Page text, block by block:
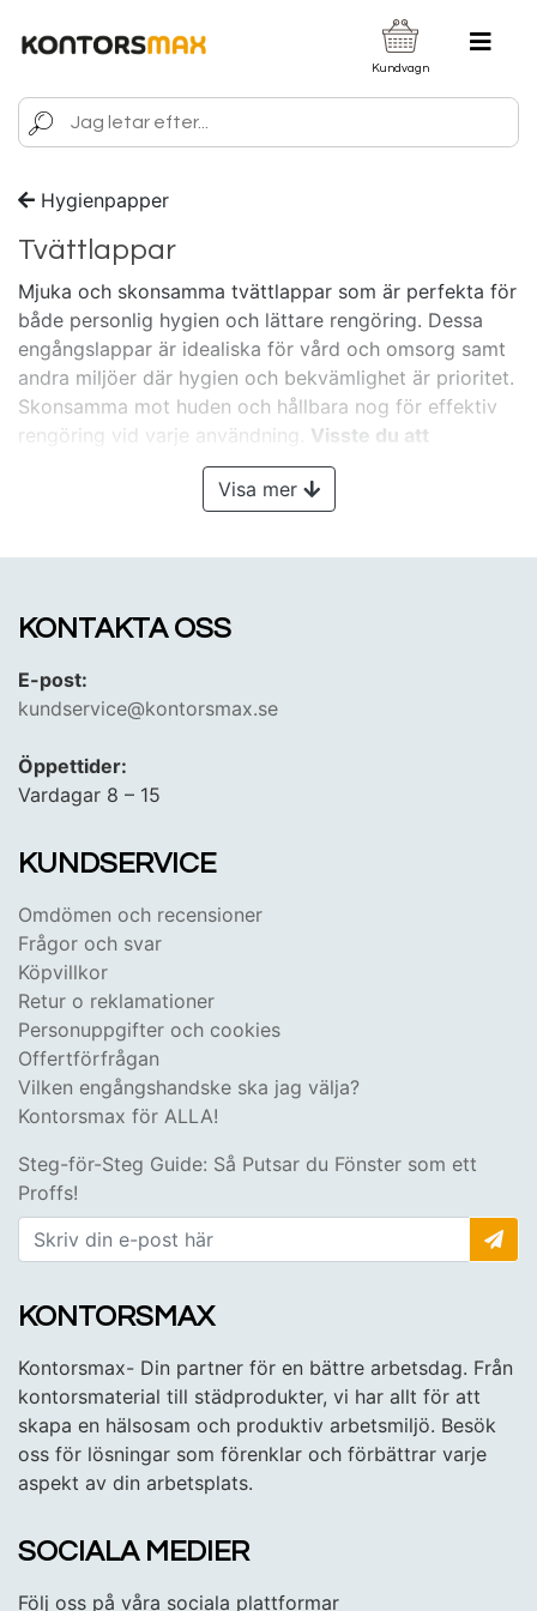
Kundvagn
Hygienpapper
Tvättlappar
Mjuka och skonsamma tvättlappar som är perfekta för
både personlig hygien och lättare rengöring. Dessa
engångslappar är idealiska för vård och omsorg samt
andra miljöer där hygien och bekvämlighet är prioritet.
Skonsamma mot huden och hållbara nog för effektiv
rengöring vid varje användning. Visste du att
Kontorsmax vänder sig till ALLA? - Både dig som
företagare, arbetsgivare och privatkund!
Visa mer
KONTAKTA OSS
E-post:
kundservice@kontorsmax.se
Öppettider:
Vardagar 8 – 15
KUNDSERVICE
Omdömen och recensioner
Frågor och svar
Köpvillkor
Retur o reklamationer
Personuppgifter och cookies
Offertförfrågan
Vilken engångshandske ska jag välja?
Kontorsmax för ALLA!
Steg-för-Steg Guide: Så Putsar du Fönster som ett
Proffs!
KONTORSMAX
Kontorsmax- Din partner för en bättre arbetsdag. Från
kontorsmaterial till städprodukter, vi har allt för att
skapa en hälsosam och produktiv arbetsmiljö. Besök
oss för lösningar som förenklar och förbättrar varje
aspekt av din arbetsplats.
SOCIALA MEDIER
Följ oss på våra sociala plattformar